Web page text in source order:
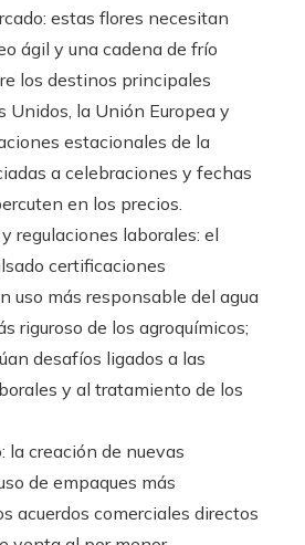
estas flores necesitan
ágil y una cadena de frío
los destinos principales
Unidos, la Unión Europea y
estacionales de la
a celebraciones y fechas
en los precios.
regulaciones laborales: el
certificaciones
uso más responsable del agua
riguroso de los agroquímicos;
desafíos ligados a las
y al tratamiento de los
la creación de nuevas
de empaques más
acuerdos comerciales directos